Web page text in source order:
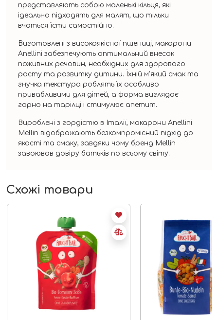
представляють собою маленькі кільця, які
ідеально підходять для малят, що тільки
вчаться їсти самостійно.
Виготовлені з високоякісної пшениці, макарони
Anellini забезпечують оптимальний внесок
поживних речовин, необхідних для здорового
росту та розвитку дитини. Їхній м’який смак та
гнучка текстура роблять їх особливо
привабливими для дітей, а форма виглядає
гарно на тарілці і стимулює апетит.
Вироблені з гордістю в Італії, макарони Anellini
Mellin відображають безкомпромісний підхід до
якості та смаку, завдяки чому бренд Mellin
завоював довіру батьків по всьому світу.
Схожі товари